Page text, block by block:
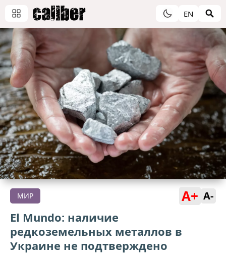
EN
МИР A+ A-
El Mundo: наличие
редкоземельных металлов в
Украине не подтверждено